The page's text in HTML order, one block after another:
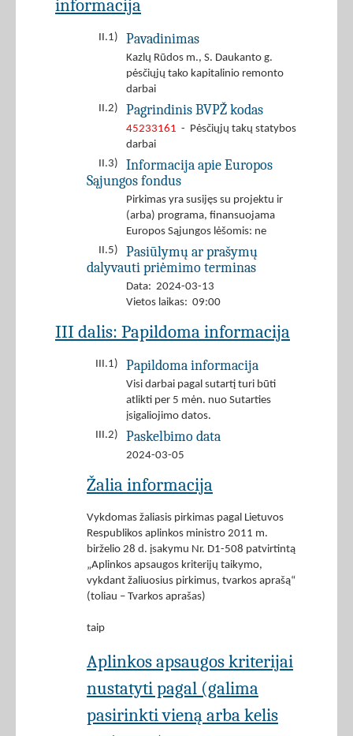
informacija
II.1) Pavadinimas
Kazlų Rūdos m., S. Daukanto g.
pėsčiųjų tako kapitalinio remonto
darbai
II.2)
Pagrindinis BVPŽ kodas
45233161 - Pėsčiųjų takų statybos
darbai
II.3)
Informacija apie Europos
Sąjungos fondus
Pirkimas yra susijęs su projektu ir
(arba) programa, finansuojama
Europos Sąjungos lėšomis: ne
II.5)
Pasiūlymų ar prašymų
dalyvauti priėmimo terminas
Data: 2024-03-13
Vietos laikas: 09:00
III dalis: Papildoma informacija
III.1) Papildoma informacija
Visi darbai pagal sutartį turi būti
atlikti per 5 mėn. nuo Sutarties
įsigaliojimo datos.
III.2)
Paskelbimo data
2024-03-05
Žalia informacija
Vykdomas žaliasis pirkimas pagal Lietuvos
Respublikos aplinkos ministro 2011 m.
birželio 28 d. įsakymu Nr. D1-508 patvirtintą
„Aplinkos apsaugos kriterijų taikymo,
vykdant žaliuosius pirkimus, tvarkos aprašą“
(toliau – Tvarkos aprašas)
taip
Aplinkos apsaugos kriterijai
nustatyti pagal (galima
pasirinkti vieną arba kelis